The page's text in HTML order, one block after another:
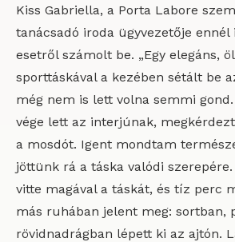
Kiss Gabriella, a Porta Labore
tanácsadó iroda ügyvezetője ennél
esetről számolt be. „Egy elegáns,
sporttáskával a kezében sétált be
még nem is lett volna semmi
vége lett az interjúnak,
a mosdót. Igent mondtam
jöttünk rá a táska valódi
vitte magával a táskát, és tíz perc
más ruhában jelent meg: sortban,
rövidnadrágban lépett ki az ajtón.